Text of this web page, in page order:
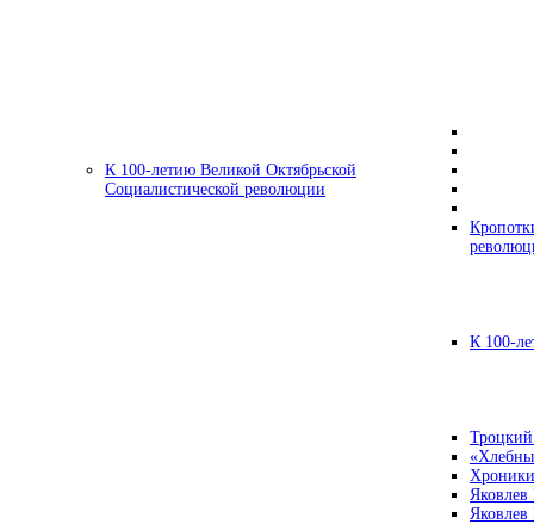
К 100-летию Великой Октябрьской
Социалистической революции
К 100-